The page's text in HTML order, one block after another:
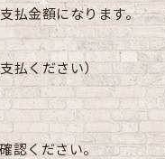
払金額になります。
払ください）
認ください。